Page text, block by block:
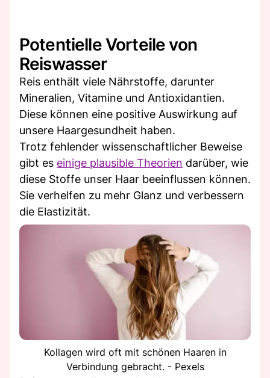
Potentielle Vorteile von
Reiswasser
Reis enthält viele Nährstoffe, darunter
Mineralien, Vitamine und Antioxidantien.
Diese können eine positive Auswirkung auf
unsere Haargesundheit haben.
Trotz fehlender wissenschaftlicher Beweise
gibt es einige plausible Theorien darüber, wie
diese Stoffe unser Haar beeinflussen können.
Sie verhelfen zu mehr Glanz und verbessern
die Elastizität.
Kollagen wird oft mit schönen Haaren in
Verbindung gebracht. - Pexels